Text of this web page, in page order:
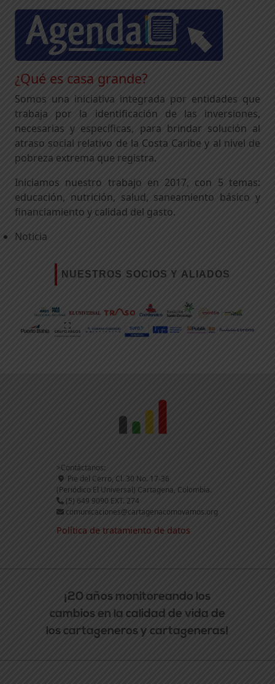
¿Qué es casa grande?
Somos una iniciativa integrada por entidades que
trabaja por la identificación de las inversiones,
necesarias y específicas, para brindar solución al
atraso social relativo de la Costa Caribe y al nivel de
pobreza extrema que registra.
Iniciamos nuestro trabajo en 2017, con 5 temas:
educación, nutrición, salud, saneamiento básico y
financiamiento y calidad del gasto.
Noticia
NUESTROS SOCIOS Y ALIADOS
>Contáctanos:
Pie del Cerro, Cl. 30 No. 17-36
(Periódico El Universal) Cartagena, Colombia.
(5) 649 9090 EXT. 274
comunicaciones@cartagenacomovamos.org
Política de tratamiento de datos
¡20 años monitoreando los
cambios en la calidad de vida de
los cartageneros y cartageneras!